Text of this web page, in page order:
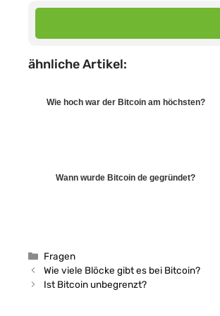
ähnliche Artikel:
Wie hoch war der Bitcoin am höchsten?
Wann wurde Bitcoin de gegründet?
Kategorien
Fragen
Wie viele Blöcke gibt es bei Bitcoin?
Ist Bitcoin unbegrenzt?